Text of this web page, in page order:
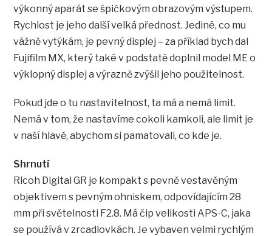
výkonný aparát se špičkovým obrazovým výstupem.
Rychlost je jeho další velká přednost. Jediné, co mu
vážně vytýkám, je pevný displej – za příklad bych dal
Fujifilm MX, který také v podstatě doplnil model ME o
výklopný displej a výrazně zvýšil jeho použitelnost.
Pokud jde o tu nastavitelnost, ta má a nemá limit.
Nemá v tom, že nastavíme cokoli kamkoli, ale limit je
v naší hlavě, abychom si pamatovali, co kde je.
Shrnutí
Ricoh Digital GR je kompakt s pevně vestavěným
objektivem s pevným ohniskem, odpovídajícím 28
mm při světelnosti F2.8. Má čip velikosti APS-C, jaka
se používá v zrcadlovkách. Je vybaven velmi rychlým